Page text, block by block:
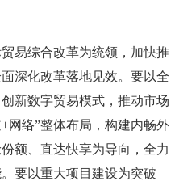
易综合改革为统领，加快推
深化改革落地见效。要以全
新数字贸易模式，推动市场
网络”整体布局，构建内畅外
额、直达快享为导向，全力
要以重大项目建设为突破